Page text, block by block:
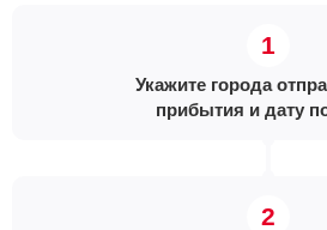
Укажите города
прибытия и дату